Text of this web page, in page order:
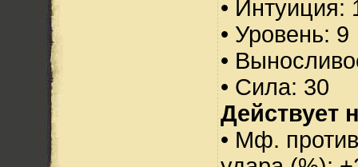
• Интуиция:
• Уровень: 9
•
• Сила: 30
Действует
• Мф.